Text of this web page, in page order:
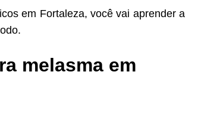
em Fortaleza, você vai aprender a
melasma em